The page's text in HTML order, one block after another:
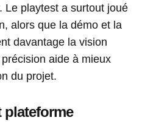
Le playtest a surtout joué
alors que la démo et la
davantage la vision
aide à mieux
du projet.
plateforme